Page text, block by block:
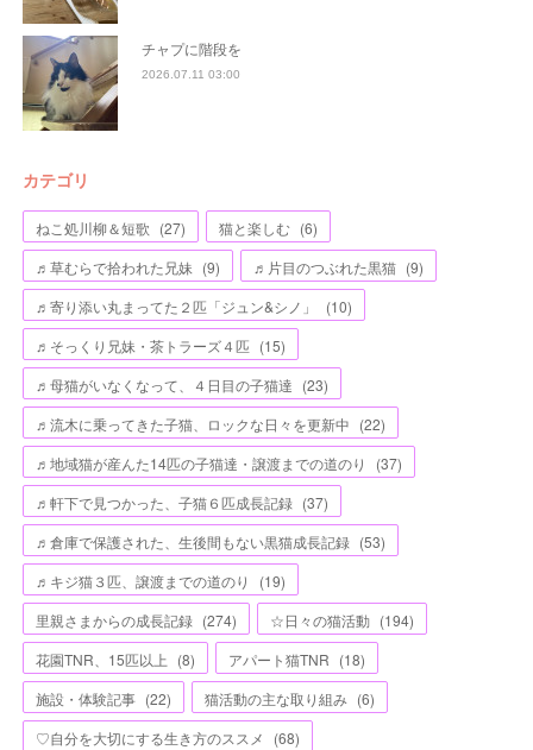
チャプに階段を
2026.07.11 03:00
カテゴリ
ねこ処川柳＆短歌 (27) 猫と楽しむ (6)
♬草むらで拾われた兄妹 (9) ♬片目のつぶれた黒猫 (9)
♬寄り添い丸まってた２匹「ジュン&シノ」
(10)
♬そっくり兄妹・茶トラーズ４匹 (15)
♬母猫がいなくなって、４日目の子猫達 (23)
♬流木に乗ってきた子猫、ロックな日々を更新中 (22)
♬地域猫が産んた14匹の子猫達・譲渡までの道のり
(37)
♬軒下で見つかった、子猫６匹成長記録 (37)
♬倉庫で保護された、生後間もない黒猫成長記録 (53)
♬キジ猫３匹、譲渡までの道のり
(19)
里親さまからの成長記録 (274) ☆日々の猫活動 (194)
花園TNR、15匹以上 (8) アパート猫TNR (18)
施設・体験記事 (22) 猫活動の主な取り組み (6)
♡自分を大切にする生き方のススメ
(68)